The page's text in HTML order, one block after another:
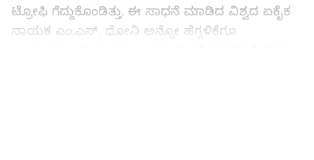
ಟ್ರೋಫಿ ಗೆದ್ದುಕೊಂಡಿತ್ತು. ಈ ಸಾಧನೆ ಮಾಡಿದ ವಿಶ್ವದ ಏಕೈಕ
ನಾಯಕ ಎಂ.ಎಸ್. ಧೋನಿ ಅನ್ನೋ ಹೆಗ್ಗಳಿಕೆಗೂ